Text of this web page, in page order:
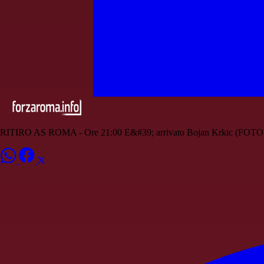
RITIRO AS ROMA - Ore 21:00 E&#39; arrivato Bojan Krkic